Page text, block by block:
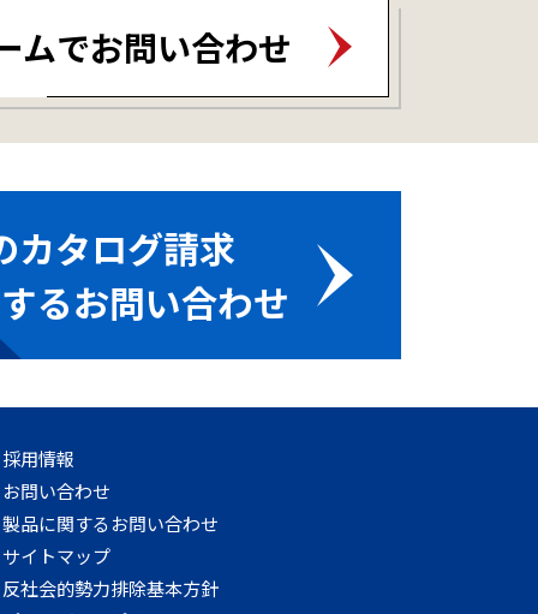
ムでお問い合わせ
カタログ請求
るお問い合わせ
採用情報
お問い合わせ
製品に関するお問い合わせ
サイトマップ
反社会的勢力排除基本方針